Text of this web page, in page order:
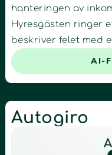
hanteringen av
Hyresgästen ringer
beskriver felet med
AI-
Autogiro